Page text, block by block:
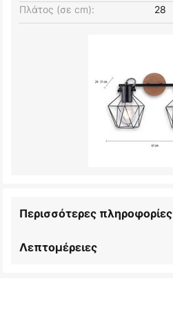
Πλάτος (σε cm): 28
Λεπτομέρειες
Περισσότερες πληροφορίες